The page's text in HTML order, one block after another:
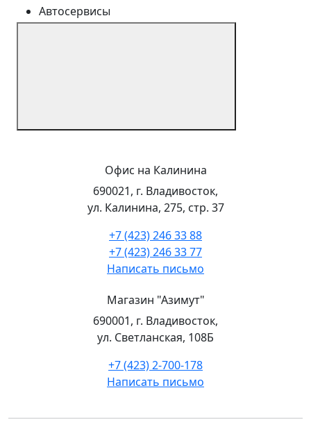
Автосервисы
Офис на Калинина
690021, г. Владивосток,
ул. Калинина, 275, стр. 37
+7 (423) 246 33 88
+7 (423) 246 33 77
Написать письмо
Магазин "Азимут"
690001, г. Владивосток,
ул. Светланская, 108Б
+7 (423) 2-700-178
Написать письмо